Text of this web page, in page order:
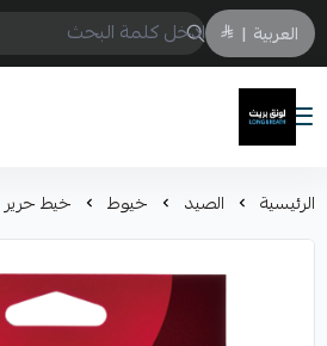
العربية |
لونق بريث
الرئيسية الصيد خيوط خيط حرير